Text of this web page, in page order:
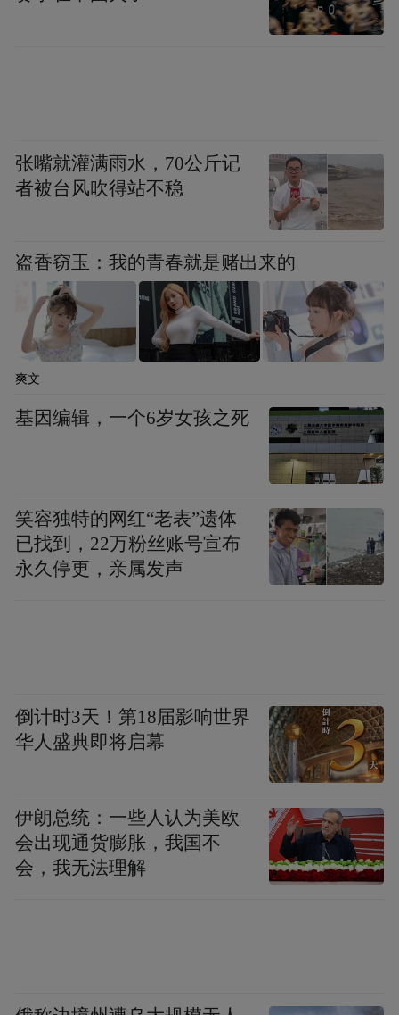
pictures and audios if any) is uploaded and posted
by the user of Dafeng Hao, which is a social media
张嘴就灌满雨水，70公斤记
者被台风吹得站不稳
盗香窃玉：我的青春就是赌出来的
爽文
基因编辑，一个6岁女孩之死
笑容独特的网红“老表”遗体
已找到，22万粉丝账号宣布
永久停更，亲属发声
倒计时3天！第18届影响世界
华人盛典即将启幕
伊朗总统：一些人认为美欧
会出现通货膨胀，我国不
会，我无法理解